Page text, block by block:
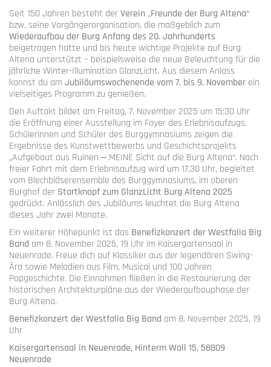
Seit 150 Jahren besteht derVerein „Freunde der Burg Altena“
bzw. seine Vorgängerorganisation, die maßgeblich zum
Wiederaufbau der Burg Anfang des 20. Jahrhunderts
beigetragen hatte und bis heute wichtige Projekte auf Burg
Altena unterstützt – beispielsweise die neue Beleuchtung für die
jährliche Winter-Illumination GlanzLicht. Aus diesem Anlass
kannst du amJubiläumswochenende vom 7. bis 9. November ein
vielseitiges Programm zu genießen.
Den Auftakt bildet am Freitag, 7. November 2025 um 15:30 Uhr
die Eröffnung einer Ausstellung im Foyer des Erlebnisaufzugs.
Schülerinnen und Schüler des Burggymnasiums zeigen die
Ergebnisse des Kunstwettbewerbs und Geschichtsprojekts
„Aufgebaut aus Ruinen ‒ MEINE Sicht auf die Burg Altena“. Nach
freier Fahrt mit dem Erlebnisaufzug wird um 17.30 Uhr, begleitet
vom Blechbläserensemble des Burggymnasiums, im oberen
Burghof der Startknopf zum GlanzLicht Burg Altena 2025
gedrückt. Anlässlich des Jubiläums leuchtet die Burg Altena
dieses Jahr zwei Monate.
Ein weiterer Höhepunkt ist das Benefizkonzert der Westfalia Big
Band am 8. November 2025, 19 Uhr im Kaisergartensaal in
Neuenrade. Freue dich auf Klassiker aus der legendären Swing-
Ära sowie Melodien aus Film, Musical und 100 Jahren
Popgeschichte. Die Einnahmen fließen in die Restaurierung der
historischen Architekturpläne aus der Wiederaufbauphase der
Burg Altena.
Benefizkonzert der Westfalia Big Band am 8. November 2025, 19
Uhr
Kaisergartensaal in Neuenrade, Hinterm Wall 15, 58809
Neuenrade